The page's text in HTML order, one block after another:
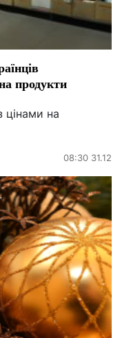
продукти
цінами на
08:30 31.12